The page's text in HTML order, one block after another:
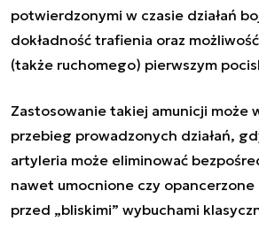
potwierdzonymi w czasie działań
dokładność trafienia oraz
(także ruchomego) pierwszym
Zastosowanie takiej amunicji może
przebieg prowadzonych działań,
artyleria może eliminować
nawet umocnione czy
przed „bliskimi” wybuchami